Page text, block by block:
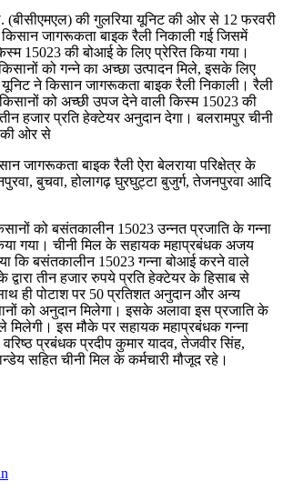
(बीसीएमएल) की गुलरिया यूनिट की ओर से 12 फरवरी
किसान जागरूकता बाइक रैली निकाली गई जिसमें
15023 की बोआई के लिए प्रेरित किया गया।
को गन्ने का अच्छा उत्पादन मिले, इसके लिए
यूनिट ने किसान जागरूकता बाइक रैली निकाली। रैली
को अच्छी उपज देने वाली किस्म 15023 की
हजार प्रति हेक्टेयर अनुदान देगा। बलरामपुर चीनी
की ओर से
जागरूकता बाइक रैली ऐरा बेलराया परिक्षेत्र के
बुचवा, होलागढ़ घुरघुट्टा बुजुर्ग, तेजनपुरवा आदि
को बसंतकालीन 15023 उन्नत प्रजाति के गन्ना
गया। चीनी मिल के सहायक महाप्रबंधक अजय
कि बसंतकालीन 15023 गन्ना बोआई करने वाले
द्वारा तीन हजार रुपये प्रति हेक्टेयर के हिसाब से
ही पोटाश पर 50 प्रतिशत अनुदान और अन्य
को अनुदान मिलेगा। इसके अलावा इस प्रजाति के
मिलेगी। इस मौके पर सहायक महाप्रबंधक गन्ना
प्रबंधक प्रदीप कुमार यादव, तेजवीर सिंह,
सहित चीनी मिल के कर्मचारी मौजूद रहे।